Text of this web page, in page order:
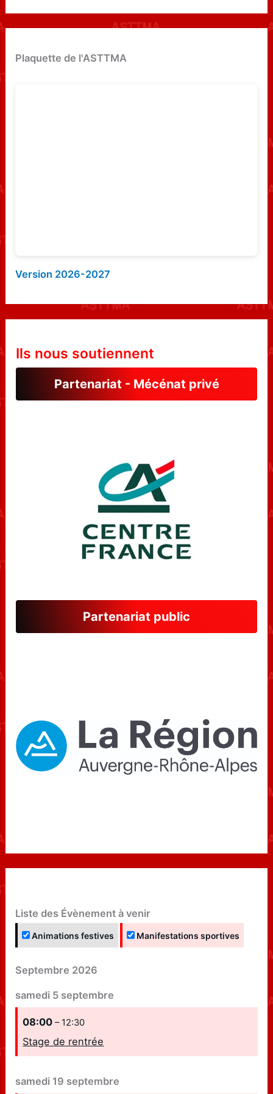
c
e
Plaquette de l'ASTTMA
Version 2026-2027
Ils nous soutiennent
Partenariat - Mécénat privé
Partenariat public
Liste des Évènement à venir
Animations festives Manifestations sportives
Septembre 2026
samedi 5 septembre
08:00– 12:30
Stage de rentrée
samedi 19 septembre